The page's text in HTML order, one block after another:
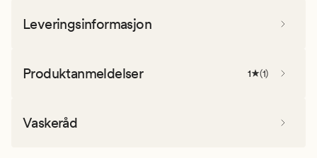
Leveringsinformasjon
Produktanmeldelser 1 (1)
Vaskeråd